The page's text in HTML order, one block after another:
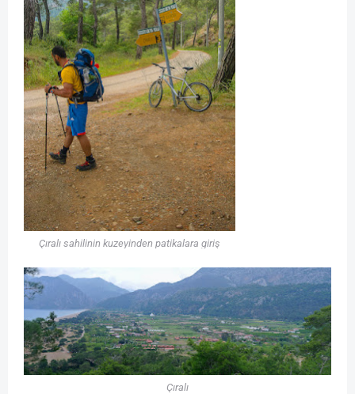
Çıralı sahilinin kuzeyinden patikalara giriş
Çıralı